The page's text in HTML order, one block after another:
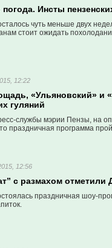
погода. Инсты
чуть меньше двух
стоит ожидать
12:22
«Ульяновский»
гуляний
службы мэрии Пензы, на
праздничная программа
12:56
с размахом отметили
праздничная шоу-